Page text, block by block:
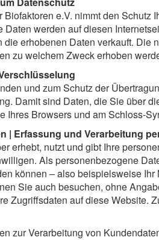
Biofaktoren e.V. nimmt den
Daten werden auf diesen
die erhobenen Daten verkauft.
zu welchem Zweck erhoben
und zum Schutz der
Damit sind Daten, die Sie über
Ihres Browsers und am Schloss-
| Erfassung und Verarbeitung
erhebt, nutzt und gibt Ihre
Als personenbezogene
können – also beispielsweise
Sie auch besuchen, ohne
Zugriffsdaten auf diese Website.
zur Verarbeitung von